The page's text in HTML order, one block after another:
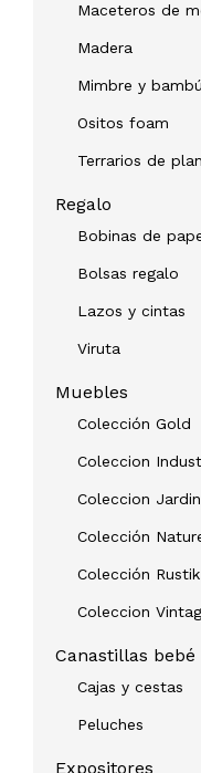
Maceteros de
Madera
Mimbre y bambú
Ositos foam
Terrarios de
Regalo
Bobinas de
Bolsas regalo
Lazos y cintas
Viruta
Muebles
Colección Gold
Coleccion
Coleccion Jardin
Colección
Colección Rustik
Coleccion
Canastillas bebé
Cajas y cestas
Peluches
Expositores